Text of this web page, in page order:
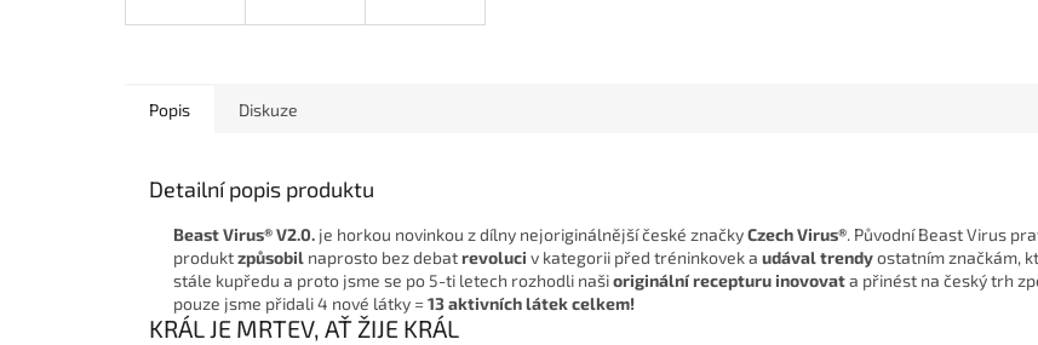
Popis Diskuze
Detailní popis produktu
Beast Virus® V2.0. je horkou novinkou z dílny nejoriginálnější české značkyCzech Virus®. Původní Beast Virus
produktzpůsobil naprosto bez debatrevoluci v kategorii před tréninkovek a udával trendyostatním značkám,
stále kupředu a proto jsme se po 5-ti letech rozhodli našioriginální recepturu inovovata přinést na český trh
pouze jsme přidali 4 nové látky =13 aktivních látek celkem!
KRÁL JE MRTEV, AŤ ŽIJE KRÁL